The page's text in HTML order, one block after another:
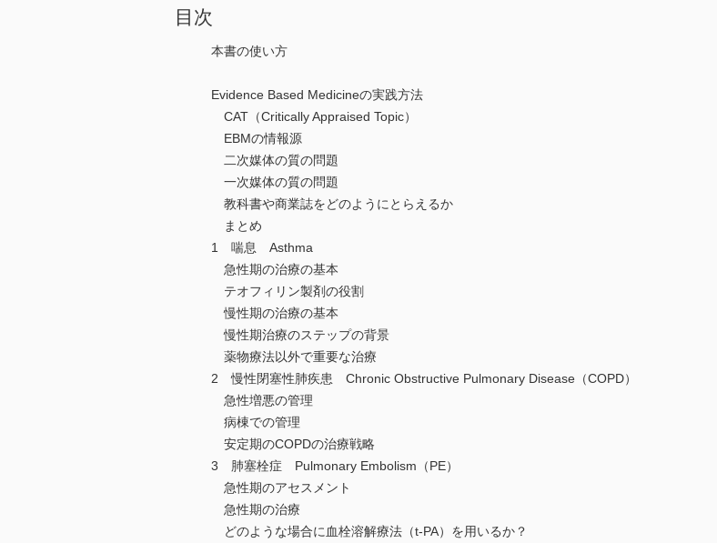
目次
本書の使い方
Evidence Based Medicineの実践方法
CAT（Critically Appraised Topic）
EBMの情報源
二次媒体の質の問題
一次媒体の質の問題
教科書や商業誌をどのようにとらえるか
まとめ
1 喘息 Asthma
急性期の治療の基本
テオフィリン製剤の役割
慢性期の治療の基本
慢性期治療のステップの背景
薬物療法以外で重要な治療
2 慢性閉塞性肺疾患 Chronic Obstructive Pulmonary Disease（COPD）
急性増悪の管理
病棟での管理
安定期のCOPDの治療戦略
3 肺塞栓症 Pulmonary Embolism（PE）
急性期のアセスメント
急性期の治療
どのような場合に血栓溶解療法（t-PA）を用いるか？